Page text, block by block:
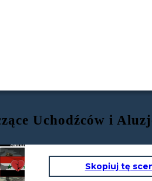
Uchodźców i
CYWILNA
Skopiuj tę